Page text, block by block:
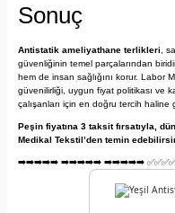
Sonuç
Antistatik ameliyathane terlikleri ,
güvenliğinin temel parçalarından
hem de insan sağlığını korur. Labor
güvenilirliği, uygun fiyat politikası ve
çalışanları için en doğru tercih haline
Peşin fiyatına 3 taksit fırsatıyla,
Medikal Tekstil’den temin
➡️➡️➡️➡️➡️ ➡️➡️➡️➡️➡️ ➡️➡️➡️➡️➡️